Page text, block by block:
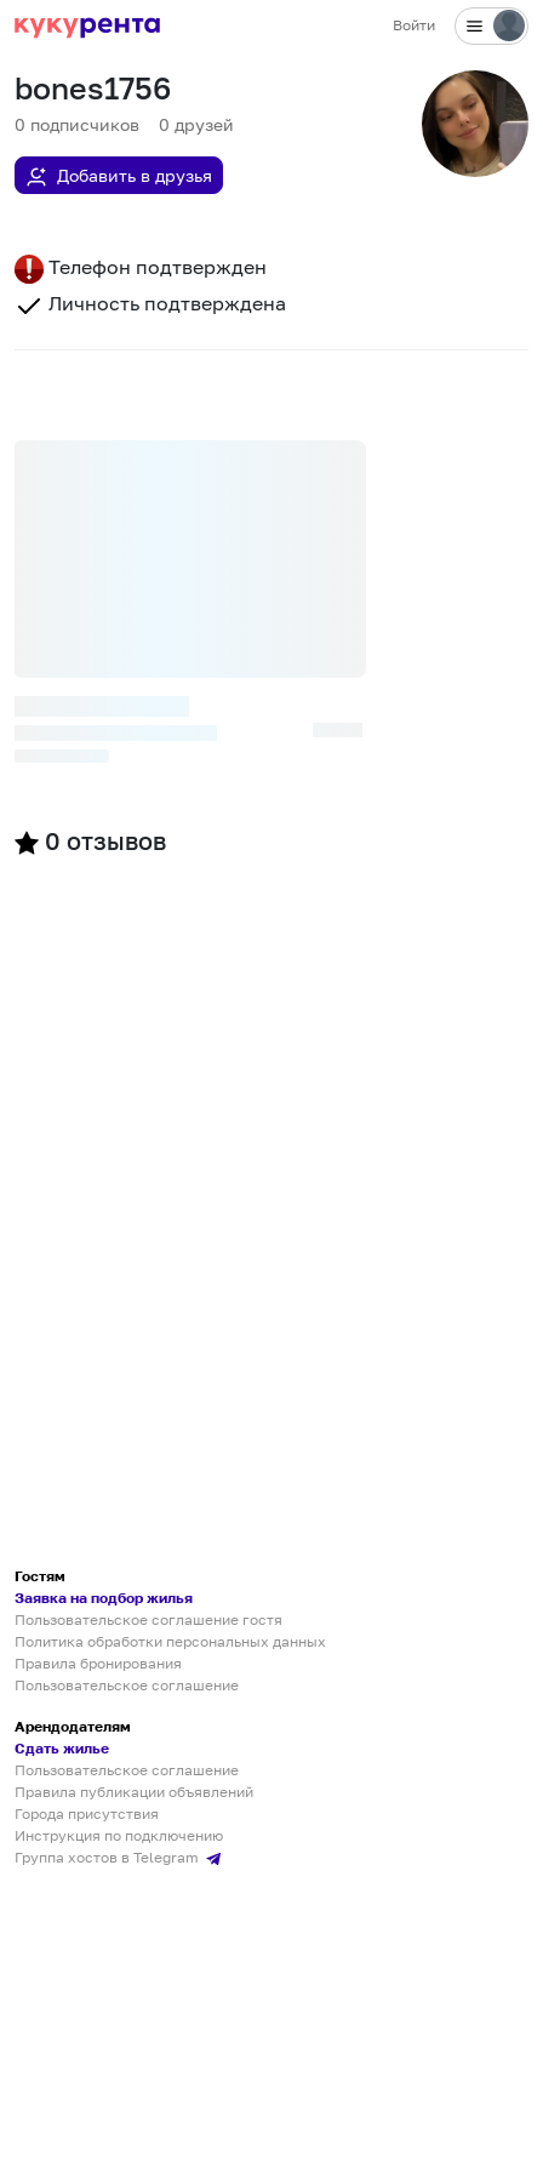
Войти
bones1756
0 подписчиков 0 друзей
Добавить в друзья
Телефон подтвержден
Личность подтверждена
0 отзывов
Гостям
Заявка на подбор жилья
Пользовательское соглашение гостя
Политика обработки персональных данных
Правила бронирования
Пользовательское соглашение
Арендодателям
Сдать жилье
Пользовательское соглашение
Правила публикации объявлений
Города присутствия
Инструкция по подключению
Группа хостов в Telegram